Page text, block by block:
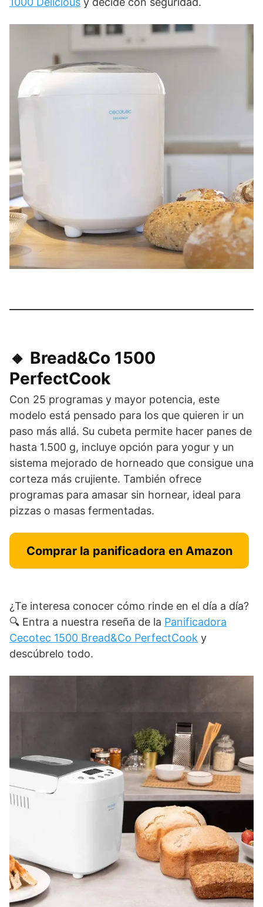
🔸 Bread&Co 1500
PerfectCook
Con 25 programas y mayor potencia, este
modelo está pensado para los que quieren ir un
paso más allá. Su cubeta permite hacer panes de
hasta 1.500 g, incluye opción para yogur y un
sistema mejorado de horneado que consigue una
corteza más crujiente. También ofrece
programas para amasar sin hornear, ideal para
pizzas o masas fermentadas.
Comprar la panificadora en Amazon
¿Te interesa conocer cómo rinde en el día a día?
🔍 Entra a nuestra reseña de la Panificadora
Cecotec 1500 Bread&Co PerfectCook y
descúbrelo todo.